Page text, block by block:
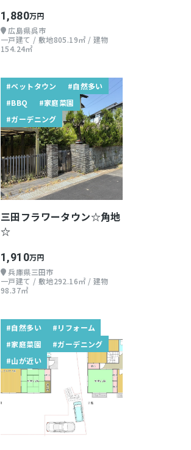
1,880万円
広島県呉市
一戸建て / 敷地805.19㎡ / 建物
154.24㎡
#ベットタウン
#自然多い
#BBQ
#家庭菜園
#ガーデニング
三田フラワータウン☆角地
☆
1,910万円
兵庫県三田市
一戸建て / 敷地292.16㎡ / 建物
98.37㎡
#自然多い
#リフォーム
#家庭菜園
#ガーデニング
#山が近い